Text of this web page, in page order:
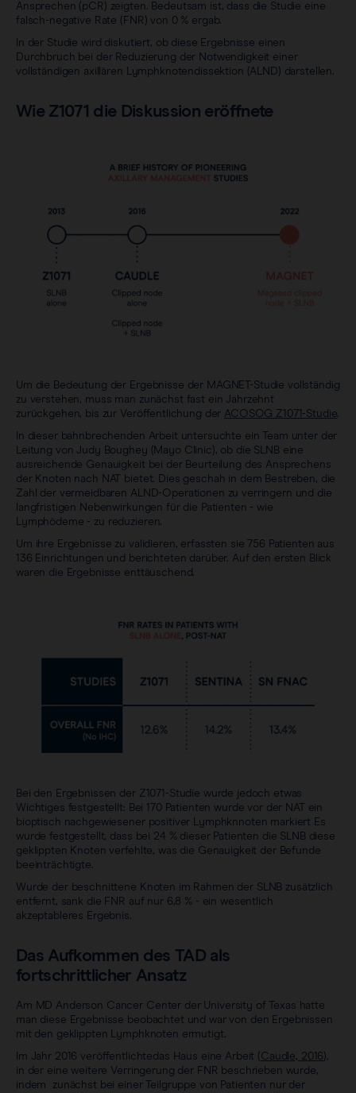
Ansprechen (pCR) zeigten. Bedeutsam ist, dass die Studie eine
falsch-negative Rate (FNR) von 0 % ergab.
In der Studie wird diskutiert, ob diese Ergebnisse einen
Durchbruch bei der Reduzierung der Notwendigkeit einer
vollständigen axillären Lymphknotendissektion (ALND) darstellen.
Wie Z1071 die Diskussion eröffnete
Um die Bedeutung der Ergebnisse der MAGNET-Studie vollständig
zu verstehen, muss man zunächst fast ein Jahrzehnt
zurückgehen, bis zur Veröffentlichung der ACOSOG Z1071-Studie.
In dieser bahnbrechenden Arbeit untersuchte ein Team unter der
Leitung von Judy Boughey (Mayo Clinic), ob die SLNB eine
ausreichende Genauigkeit bei der Beurteilung des Ansprechens
der Knoten nach NAT bietet. Dies geschah in dem Bestreben, die
Zahl der vermeidbaren ALND-Operationen zu verringern und die
langfristigen Nebenwirkungen für die Patienten - wie
Lymphödeme - zu reduzieren.
Um ihre Ergebnisse zu validieren, erfassten sie 756 Patienten aus
136 Einrichtungen und berichteten darüber. Auf den ersten Blick
waren die Ergebnisse enttäuschend.
Bei den Ergebnissen der Z1071-Studie wurde jedoch etwas
Wichtiges festgestellt: Bei 170 Patienten wurde vor der NAT ein
bioptisch nachgewiesener positiver Lymphknnoten markiert Es
wurde festgestellt, dass bei 24 % dieser Patienten die SLNB diese
geklippten Knoten verfehlte, was die Genauigkeit der Befunde
beeinträchtigte.
Wurde der beschnittene Knoten im Rahmen der SLNB zusätzlich
entfernt, sank die FNR auf nur 6,8 % - ein wesentlich
akzeptableres Ergebnis.
Das Aufkommen des TAD als
fortschrittlicher Ansatz
Am MD Anderson Cancer Center der University of Texas hatte
man diese Ergebnisse beobachtet und war von den Ergebnissen
mit den geklippten Lymphknoten ermutigt.
Im Jahr 2016 veröffentlichtedas Haus eine Arbeit ( Caudle, 2016),
in der eine weitere Verringerung der FNR beschrieben wurde,
indem zunächst bei einer Teilgruppe von Patienten nur der